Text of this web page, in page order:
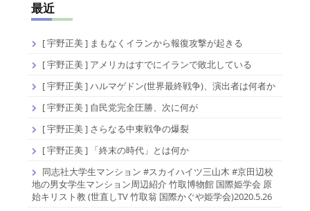
最近
[ 宇野正美 ] まもなくイランから報復攻撃が起きる
[ 宇野正美 ] アメリカはすでにイランで敗北している
[ 宇野正美 ] ハルマゲドン(世界最終戦争)、演出者は何者か
[ 宇野正美 ] 自民党完全圧勝、次に何が
[ 宇野正美 ] さらなる中東戦争の爆裂
[ 宇野正美 ] 「終末の時代」とは何か
同志社大学生マンション #スカイハイツ三山木 #京田辺校
地の男女学生マンション周辺紹介 竹取博物館 国際姫学会 原
始キリスト教 (世直しTV 竹取翁 国際かぐや姫学会)2020.5.26